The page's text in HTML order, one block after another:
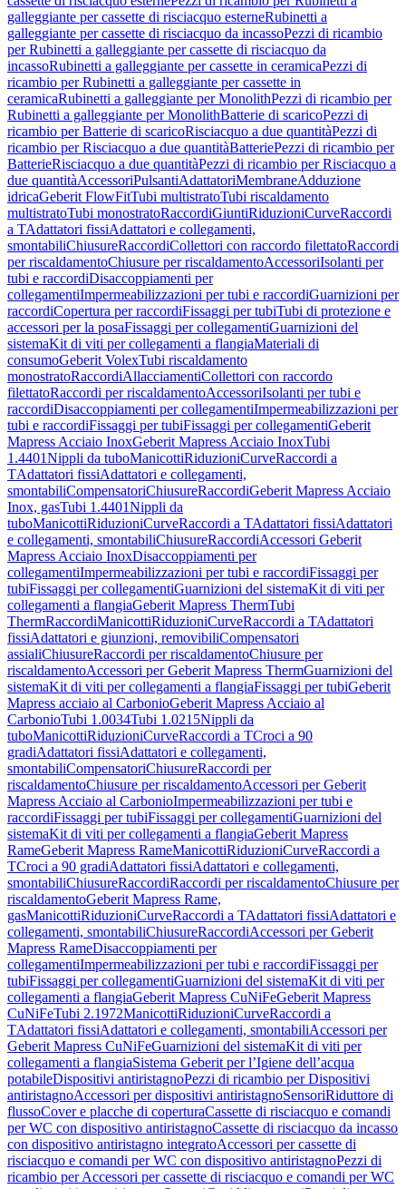
galleggiante per cassette di risciacquo esterneRubinetti a
galleggiante per cassette di risciacquo da incassoPezzi di ricambio
per Rubinetti a galleggiante per cassette di risciacquo da
incassoRubinetti a galleggiante per cassette in ceramicaPezzi di
ricambio per Rubinetti a galleggiante per cassette in
ceramicaRubinetti a galleggiante per MonolithPezzi di ricambio per
Rubinetti a galleggiante per MonolithBatterie di scaricoPezzi di
ricambio per Batterie di scaricoRisciacquo a due quantitàPezzi di
ricambio per Risciacquo a due quantitàBatteriePezzi di ricambio per
BatterieRisciacquo a due quantitàPezzi di ricambio per Risciacquo a
due quantitàAccessoriPulsantiAdattatoriMembraneAdduzione
idricaGeberit FlowFitTubi multistratoTubi riscaldamento
multistratoTubi monostratoRaccordiGiuntiRiduzioniCurveRaccordi
a TAdattatori fissiAdattatori e collegamenti,
smontabiliChiusureRaccordiCollettori con raccordo filettatoRaccordi
per riscaldamentoChiusure per riscaldamentoAccessoriIsolanti per
tubi e raccordiDisaccoppiamenti per
collegamentiImpermeabilizzazioni per tubi e raccordiGuarnizioni per
raccordiCopertura per raccordiFissaggi per tubiTubi di protezione e
accessori per la posaFissaggi per collegamentiGuarnizioni del
sistemaKit di viti per collegamenti a flangiaMateriali di
consumoGeberit VolexTubi riscaldamento
monostratoRaccordiAllacciamentiCollettori con raccordo
filettatoRaccordi per riscaldamentoAccessoriIsolanti per tubi e
raccordiDisaccoppiamenti per collegamentiImpermeabilizzazioni per
tubi e raccordiFissaggi per tubiFissaggi per collegamentiGeberit
Mapress Acciaio InoxGeberit Mapress Acciaio InoxTubi
1.4401Nippli da tuboManicottiRiduzioniCurveRaccordi a
TAdattatori fissiAdattatori e collegamenti,
smontabiliCompensatoriChiusureRaccordiGeberit Mapress Acciaio
Inox, gasTubi 1.4401Nippli da
tuboManicottiRiduzioniCurveRaccordi a TAdattatori fissiAdattatori
e collegamenti, smontabiliChiusureRaccordiAccessori Geberit
Mapress Acciaio InoxDisaccoppiamenti per
collegamentiImpermeabilizzazioni per tubi e raccordiFissaggi per
tubiFissaggi per collegamentiGuarnizioni del sistemaKit di viti per
collegamenti a flangiaGeberit Mapress ThermTubi
ThermRaccordiManicottiRiduzioniCurveRaccordi a TAdattatori
fissiAdattatori e giunzioni, removibiliCompensatori
assialiChiusureRaccordi per riscaldamentoChiusure per
riscaldamentoAccessori per Geberit Mapress ThermGuarnizioni del
sistemaKit di viti per collegamenti a flangiaFissaggi per tubiGeberit
Mapress acciaio al CarbonioGeberit Mapress Acciaio al
CarbonioTubi 1.0034Tubi 1.0215Nippli da
tuboManicottiRiduzioniCurveRaccordi a TCroci a 90
gradiAdattatori fissiAdattatori e collegamenti,
smontabiliCompensatoriChiusureRaccordi per
riscaldamentoChiusure per riscaldamentoAccessori per Geberit
Mapress Acciaio al CarbonioImpermeabilizzazioni per tubi e
raccordiFissaggi per tubiFissaggi per collegamentiGuarnizioni del
sistemaKit di viti per collegamenti a flangiaGeberit Mapress
RameGeberit Mapress RameManicottiRiduzioniCurveRaccordi a
TCroci a 90 gradiAdattatori fissiAdattatori e collegamenti,
smontabiliChiusureRaccordiRaccordi per riscaldamentoChiusure per
riscaldamentoGeberit Mapress Rame,
gasManicottiRiduzioniCurveRaccordi a TAdattatori fissiAdattatori e
collegamenti, smontabiliChiusureRaccordiAccessori per Geberit
Mapress RameDisaccoppiamenti per
collegamentiImpermeabilizzazioni per tubi e raccordiFissaggi per
tubiFissaggi per collegamentiGuarnizioni del sistemaKit di viti per
collegamenti a flangiaGeberit Mapress CuNiFeGeberit Mapress
CuNiFeTubi 2.1972ManicottiRiduzioniCurveRaccordi a
TAdattatori fissiAdattatori e collegamenti, smontabiliAccessori per
Geberit Mapress CuNiFeGuarnizioni del sistemaKit di viti per
collegamenti a flangiaSistema Geberit per l’Igiene dell’acqua
potabileDispositivi antiristagnoPezzi di ricambio per Dispositivi
antiristagnoAccessori per dispositivi antiristagnoSensoriRiduttore di
flussoCover e placche di coperturaCassette di risciacquo e comandi
per WC con dispositivo antiristagnoCassette di risciacquo da incasso
con dispositivo antiristagno integratoAccessori per cassette di
risciacquo e comandi per WC con dispositivo antiristagnoPezzi di
ricambio per Accessori per cassette di risciacquo e comandi per WC